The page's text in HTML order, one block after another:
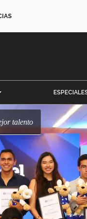
talento